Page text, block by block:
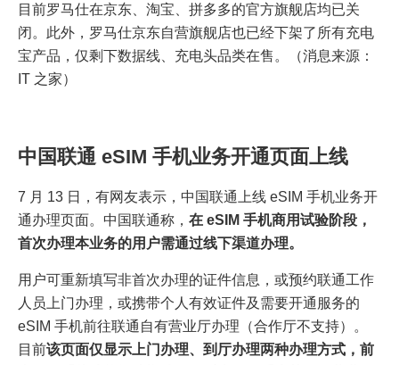
目前罗马仕在京东、淘宝、拼多多的官方旗舰店均已关
闭。此外，罗马仕京东自营旗舰店也已经下架了所有充电
宝产品，仅剩下数据线、充电头品类在售。（消息来源：
IT 之家）
中国联通 eSIM 手机业务开通页面上线
7 月 13 日，有网友表示，中国联通上线 eSIM 手机业务开
通办理页面。中国联通称， 在 eSIM 手机商用试验阶段，
首次办理本业务的用户需通过线下渠道办理。
用户可重新填写非首次办理的证件信息，或预约联通工作
人员上门办理，或携带个人有效证件及需要开通服务的
eSIM 手机前往联通自有营业厅办理（合作厅不支持）。
目前该页面仅显示上门办理、到厅办理两种办理方式，前